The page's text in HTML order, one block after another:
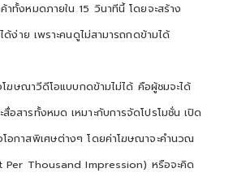
าทั้งหมดภายใน 15 วินาทีนี้ โดยจะสร้าง
ง่าย เพราะคนดูไม่สามารถกดข้ามได้
ฆษณาวีดีโอแบบกดข้ามไม่ได้ คือผู้ชมจะได้
อสารทั้งหมด เหมาะกับการจัดโปรโมชั่น เปิด
อกาสพิเศษต่างๆ โดยค่าโฆษณาจะคำนวณ
Per Thousand Impression) หรือจะคิด